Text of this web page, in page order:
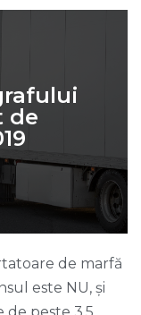
de
de marfă
este NU, și
de peste 3,5